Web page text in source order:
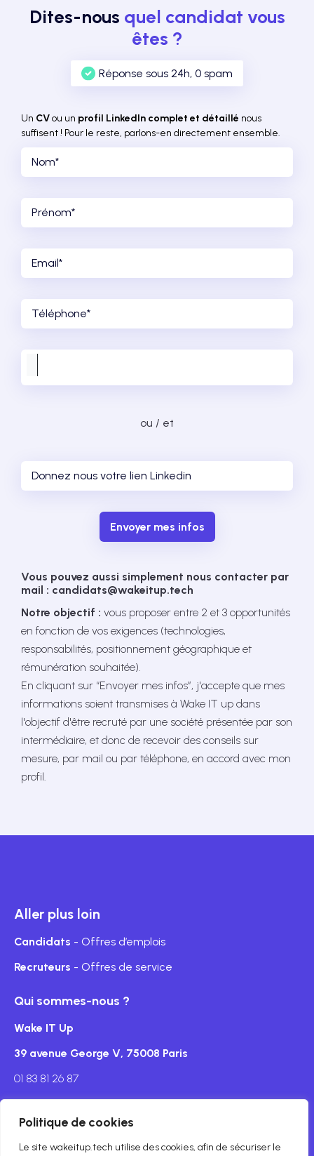
Politique de cookies
Le site wakeitup.tech utilise des cookies, afin de sécuriser le
Dites-nous quel candidat vous
êtes ?
Réponse sous 24h, 0 spam
Un CVou un profil LinkedIn complet et détaillé nous
suffisent ! Pour le reste, parlons-en directement ensemble.
ou / et
Envoyer mes infos
Vous pouvez aussi simplement nous contacter par
mail : candidats@wakeitup.tech
Notre objectif : vous proposer entre 2 et 3 opportunités
en fonction de vos exigences (technologies,
responsabilités, positionnement géographique et
rémunération souhaitée).
En cliquant sur “Envoyer mes infos”, j'accepte que mes
informations soient transmises à Wake IT up dans
l'objectif d'être recruté par une société présentée par son
intermédiaire, et donc de recevoir des conseils sur
mesure, par mail ou par téléphone, en accord avec mon
profil.
Aller plus loin
Candidats - Offres d’emplois
Recruteurs - Offres de service
Qui sommes-nous ?
Wake IT Up
39 avenue George V, 75008 Paris
01 83 81 26 87